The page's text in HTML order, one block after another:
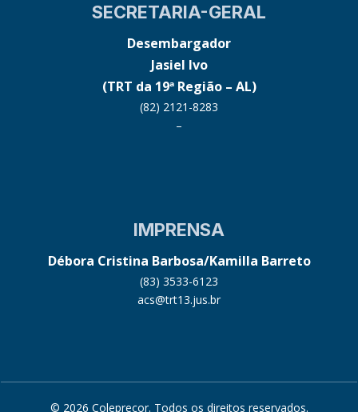
SECRETARIA-GERAL
Desembargador
Jasiel Ivo
(TRT da 19ª Região – AL)
(82) 2121-8283
–
IMPRENSA
Débora Cristina Barbosa/Kamilla Barreto
(83) 3533-6123
acs@trt13.jus.br
© 2026 Coleprecor. Todos os direitos reservados.